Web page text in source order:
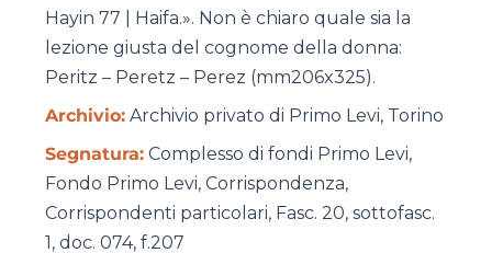
Hayin 77 | Haifa.». Non è chiaro quale sia la
lezione giusta del cognome della donna:
Peritz – Peretz – Perez (mm206x325).
Archivio: Archivio privato di Primo Levi, Torino
Segnatura: Complesso di fondi Primo Levi,
Fondo Primo Levi, Corrispondenza,
Corrispondenti particolari, Fasc. 20, sottofasc.
1, doc. 074, f.207